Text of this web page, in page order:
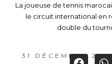
La joueuse de tennis
le circuit international en
double du
31 DÉCEMBRE